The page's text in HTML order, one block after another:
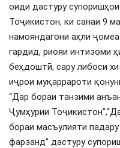
оиди дастуру
Тоҷикистон, ки санаи 9
намояндагони аҳли
гардид, риояи интизоми
беҳдоштӣ, сару либоси
иҷрои муқаррароти
“Дар бораи танзими
Ҷумҳурии
бораи масъулияти
фарзанд” дастуру